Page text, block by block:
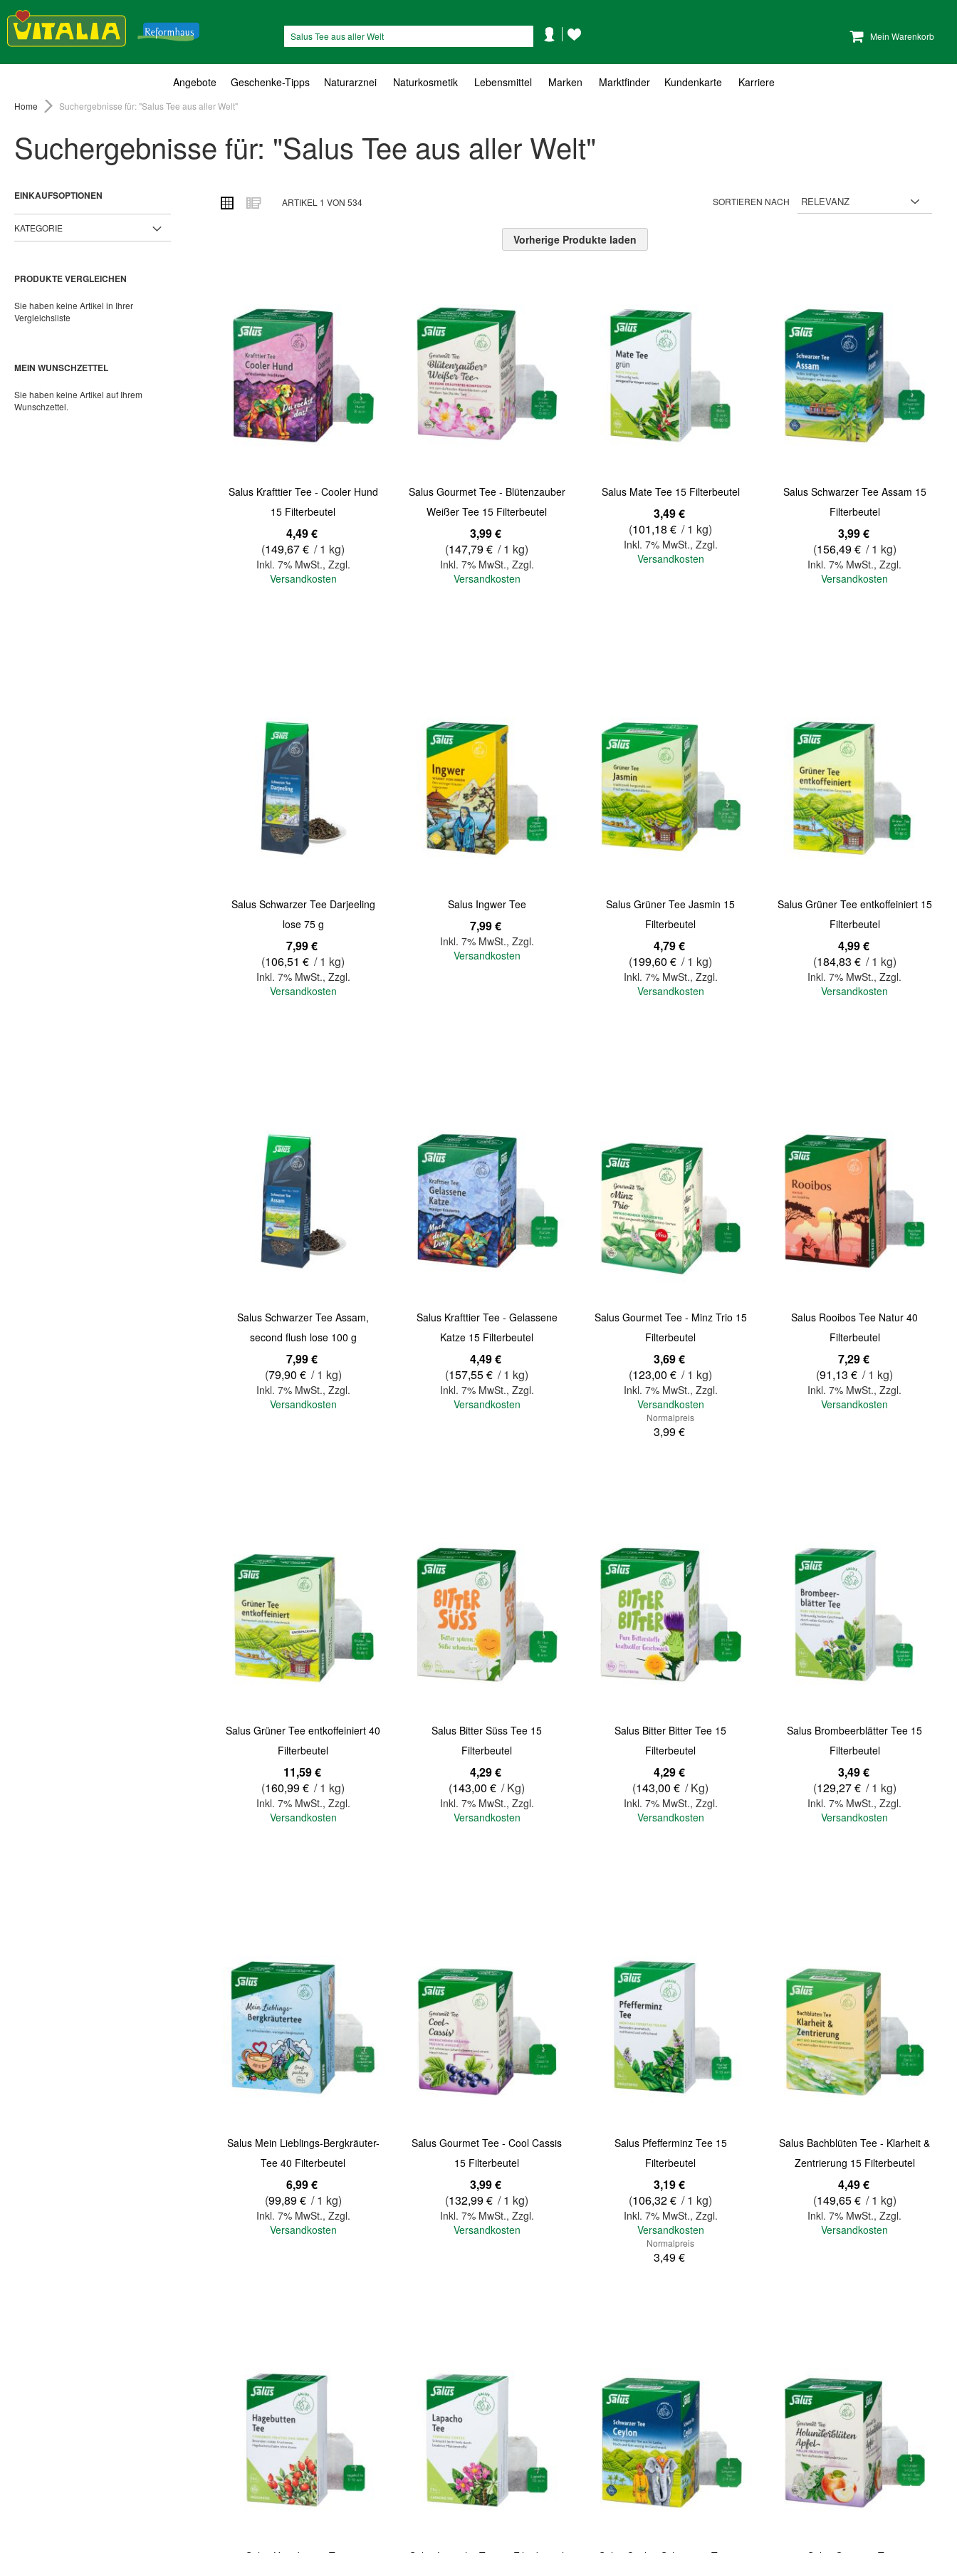
Mein Warenkorb
KontoWunschzettel
Angebote Geschenke-Tipps Naturarznei Naturkosmetik Lebensmittel Marken Marktfinder Kundenkarte Karriere
Home Suchergebnisse für: "Salus Tee aus aller Welt"
Suchergebnisse für: "Salus Tee aus aller Welt"
ANSICHT
ALS
Raster ListeARTIKEL 1 VON 534 SORTIEREN NACH
Vorherige Produkte laden
Salus Krafttier Tee - Cooler Hund
15 Filterbeutel
4,49 €
(149,67 € / 1 kg)
Inkl. 7% MwSt., Zzgl.
Versandkosten
Quickview
Salus Gourmet Tee - Blütenzauber
Weißer Tee 15 Filterbeutel
3,99 €
(147,79 € / 1 kg)
Inkl. 7% MwSt., Zzgl.
Versandkosten
Quickview
Salus Mate Tee 15 Filterbeutel
3,49 €
(101,18 € / 1 kg)
Inkl. 7% MwSt., Zzgl.
Versandkosten
Quickview
Salus Schwarzer Tee Assam 15
Filterbeutel
3,99 €
(156,49 € / 1 kg)
Inkl. 7% MwSt.,Zzgl.
Versandkosten
Quickview
Salus Schwarzer Tee Darjeeling
lose 75 g
7,99 €
(106,51 € / 1 kg)
Inkl. 7% MwSt., Zzgl.
Versandkosten
Quickview
Salus Ingwer Tee
7,99 €
Inkl. 7% MwSt., Zzgl.
Versandkosten
Quickview
Salus Grüner Tee Jasmin 15
Filterbeutel
4,79 €
(199,60 € / 1 kg)
Inkl. 7% MwSt., Zzgl.
Versandkosten
Quickview
Salus Grüner Tee entkoffeiniert 15
Filterbeutel
4,99 €
(184,83 € / 1 kg)
Inkl. 7% MwSt.,Zzgl.
Versandkosten
Quickview
Salus Schwarzer Tee Assam,
second flush lose 100 g
7,99 €
(79,90 € / 1 kg)
Inkl. 7% MwSt., Zzgl.
Versandkosten
Quickview
Salus Krafttier Tee - Gelassene
Katze 15 Filterbeutel
4,49 €
(157,55 € / 1 kg)
Inkl. 7% MwSt., Zzgl.
Versandkosten
Quickview
Salus Gourmet Tee - Minz Trio 15
Filterbeutel
3,69 €
(123,00 € / 1 kg)
Inkl. 7% MwSt., Zzgl.
Versandkosten
Normalpreis
3,99 €
Quickview
Salus Rooibos Tee Natur 40
Filterbeutel
7,29 €
(91,13 € / 1 kg)
Inkl. 7% MwSt.,Zzgl.
Versandkosten
Quickview
Salus Grüner Tee entkoffeiniert 40
Filterbeutel
11,59 €
(160,99 € / 1 kg)
Inkl. 7% MwSt., Zzgl.
Versandkosten
Quickview
Salus Bitter Süss Tee 15
Filterbeutel
4,29 €
(143,00 € / Kg)
Inkl. 7% MwSt., Zzgl.
Versandkosten
Quickview
Salus Bitter Bitter Tee 15
Filterbeutel
4,29 €
(143,00 € / Kg)
Inkl. 7% MwSt., Zzgl.
Versandkosten
Quickview
Salus Brombeerblätter Tee 15
Filterbeutel
3,49 €
(129,27 € / 1 kg)
Inkl. 7% MwSt.,Zzgl.
Versandkosten
Quickview
Salus Mein Lieblings-Bergkräuter-
Tee 40 Filterbeutel
6,99 €
(99,89 € / 1 kg)
Inkl. 7% MwSt., Zzgl.
Versandkosten
Quickview
Salus Gourmet Tee - Cool Cassis
15 Filterbeutel
3,99 €
(132,99 € / 1 kg)
Inkl. 7% MwSt., Zzgl.
Versandkosten
Quickview
Salus Pfefferminz Tee 15
Filterbeutel
3,19 €
(106,32 € / 1 kg)
Inkl. 7% MwSt., Zzgl.
Versandkosten
Normalpreis
3,49 €
Quickview
Salus Bachblüten Tee - Klarheit &
Zentrierung 15 Filterbeutel
4,49 €
(149,65 € / 1 kg)
Inkl. 7% MwSt.,Zzgl.
Versandkosten
Quickview
EINKAUFSOPTIONEN
KATEGORIE
PRODUKTE VERGLEICHEN
Sie haben keine Artikel in Ihrer
Vergleichsliste
MEIN WUNSCHZETTEL
Sie haben keine Artikel auf Ihrem
Wunschzettel.